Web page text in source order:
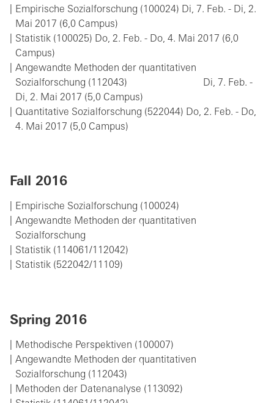
Empirische Sozialforschung (100024) Di, 7. Feb. - Di, 2.
Mai 2017 (6,0 Campus)
Statistik (100025) Do, 2. Feb. - Do, 4. Mai 2017 (6,0
Campus)
Angewandte Methoden der quantitativen
Sozialforschung (112043) Di, 7. Feb. -
Di, 2. Mai 2017 (5,0 Campus)
Quantitative Sozialforschung (522044) Do, 2. Feb. - Do,
4. Mai 2017 (5,0 Campus)
Fall 2016
Empirische Sozialforschung (100024)
Angewandte Methoden der quantitativen
Sozialforschung
Statistik (114061/112042)
Statistik (522042/11109)
Spring 2016
Methodische Perspektiven (100007)
Angewandte Methoden der quantitativen
Sozialforschung (112043)
Methoden der Datenanalyse (113092)